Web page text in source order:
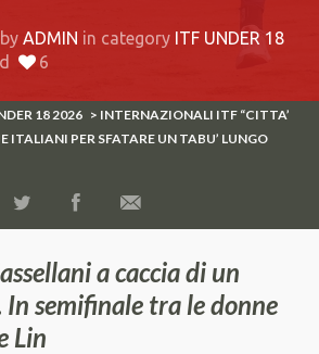
by ADMIN in category ITF UNDER 18
6
18 2026 > INTERNAZIONALI ITF “CITTA’
ITALIANI PER SFATARE UN TABU’ LUNGO
a caccia di un
semifinale tra le donne
Lin